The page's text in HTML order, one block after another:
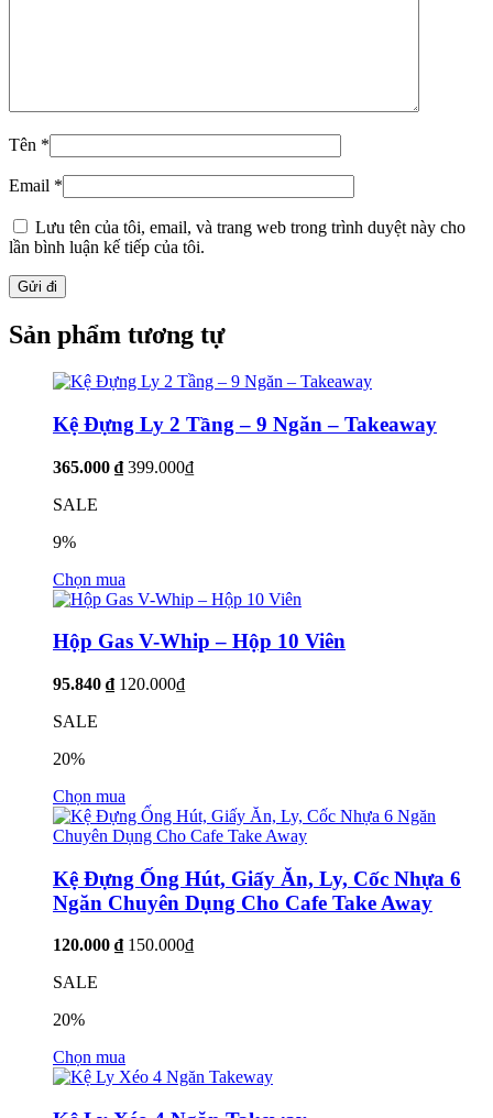
Tên *
Email *
Lưu tên của tôi, email, và trang web trong trình duyệt này cho
lần bình luận kế tiếp của tôi.
Sản phẩm tương tự
Kệ Đựng Ly 2 Tầng – 9 Ngăn – Takeaway
365.000 ₫ 399.000₫
SALE
9%
Chọn mua
Hộp Gas V-Whip – Hộp 10 Viên
95.840 ₫ 120.000₫
SALE
20%
Chọn mua
Kệ Đựng Ống Hút, Giấy Ăn, Ly, Cốc Nhựa 6
Ngăn Chuyên Dụng Cho Cafe Take Away
120.000 ₫ 150.000₫
SALE
20%
Chọn mua